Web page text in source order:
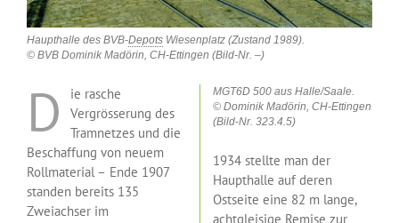
Haupthalle des BVB-Depots Wiesenplatz (Zustand 1989).
© BVB Dominik Madörin, CH-Ettingen (Bild-Nr. –)
D
ie rasche
Vergrösserung des
Tramnetzes und die
Beschaffung von neuem
Rollmaterial – Ende 1907
standen bereits 135
Zweiachser im
MGT6D 500 aus Halle/Saale.
© Dominik Madörin, CH-Ettingen
(Bild-Nr. 323.4.5)
1934 stellte man der
Haupthalle auf deren
Ostseite eine 82 m lange,
achtgleisige Remise zur